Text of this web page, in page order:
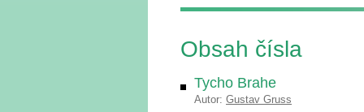
Obsah čísla
Tycho Brahe
Autor: Gustav Gruss